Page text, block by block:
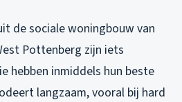
de sociale woningbouw van
Pottenberg zijn iets
hebben inmiddels hun beste
langzaam, vooral bij hard